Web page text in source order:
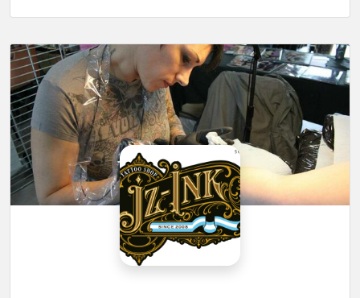
bâtiment chargé d’histoire, Blacksquad Tattooshop
est un lieu où se mêlent intimité, créativité et bien-
être. Ici, on tatoue pour marquer la peau et l’âme. 🌐
RDV : https://www.blacksquad-
tattooshop.com/contact